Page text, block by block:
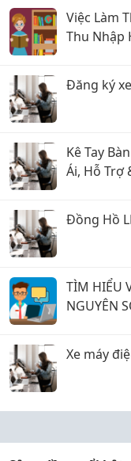
Việc Làm
Thu Nhập
Đăng ký
Kê Tay
Ái, Hỗ Trợ
Đồng Hồ
TÌM HIỂU
NGUYÊN
Xe máy